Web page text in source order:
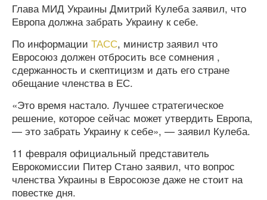
Глава МИД Украины Дмитрий Кулеба заявил, что
Европа должна забрать Украину к себе.
По информации ТАСС, министр заявил что
Евросоюз должен отбросить все сомнения ,
сдержанность и скептицизм и дать его стране
обещание членства в ЕС.
«Это время настало. Лучшее стратегическое
решение, которое сейчас может утвердить Европа,
— это забрать Украину к себе», — заявил Кулеба.
11 февраля официальный представитель
Еврокомиссии Питер Стано заявил, что вопрос
членства Украины в Евросоюзе даже не стоит на
повестке дня.